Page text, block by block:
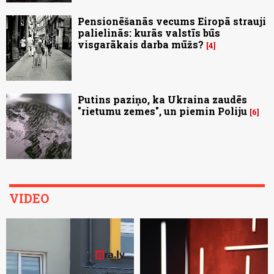
Pensionēšanās vecums Eiropā strauji
palielinās: kurās valstīs būs
visgarākais darba mūžs? 4
Putins paziņo, ka Ukraina zaudēs
"rietumu zemes", un piemin Poliju 6
VIDEO